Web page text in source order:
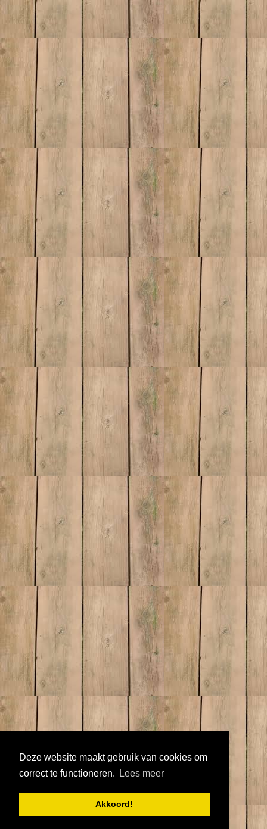
Deze website maakt gebruik van cookies om
correct te functioneren.
Lees meer
Akkoord!